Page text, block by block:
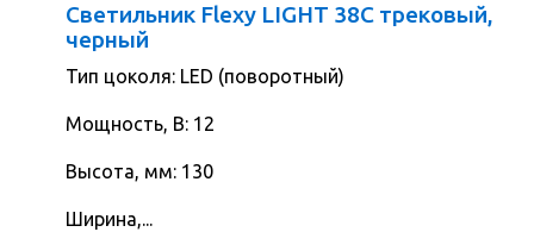
Светильник Flexy LIGHT 38C трековый,
черный
Тип цоколя: LED (поворотный)
Мощность, В: 12
Высота, мм: 130
Ширина,...